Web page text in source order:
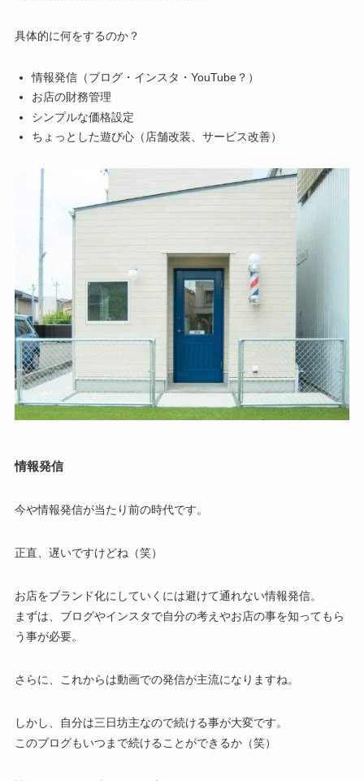
具体的に何をするのか？
情報発信（ブログ・インスタ・YouTube？）
お店の財務管理
シンプルな価格設定
ちょっとした遊び心（店舗改装、サービス改善）
情報発信
今や情報発信が当たり前の時代です。
正直、遅いですけどね（笑）
お店をブランド化にしていくには避けて通れない情報発信。
まずは、ブログやインスタで自分の考えやお店の事を知ってもら
う事が必要。
さらに、これからは動画での発信が主流になりますね。
しかし、自分は三日坊主なので続ける事が大変です。
このブログもいつまで続けることができるか（笑）